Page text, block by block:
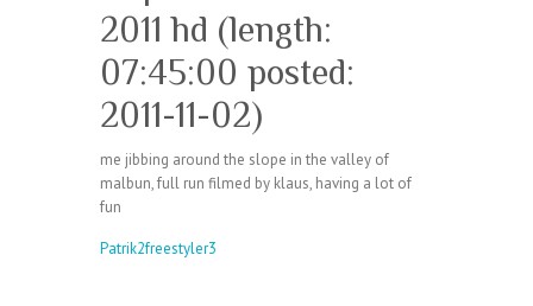
2011 hd (length:
07:45:00 posted:
2011-11-02)
me jibbing around the slope in the valley of
malbun, full run filmed by klaus, having a lot of
fun
Patrik2freestyler3